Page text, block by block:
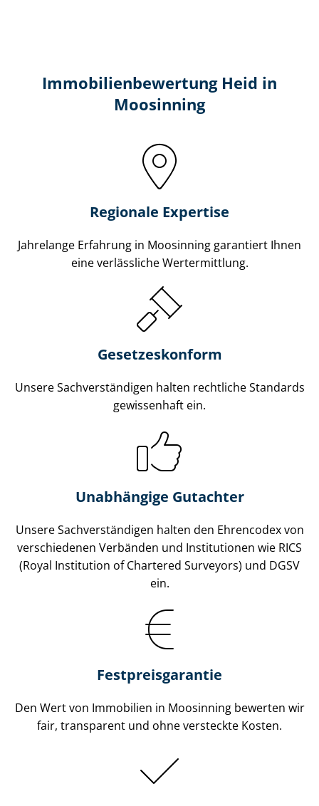
Immobilien­bewertung Heid in
Moosinning
Regionale Expertise
Jahrelange Erfahrung in Moosinning garantiert Ihnen
eine verlässliche Wertermittlung.
Gesetzes­konform
Unsere Sach­ver­stän­di­gen halten rechtliche Standards
gewissenhaft ein.
Unabhängige Gutachter
Unsere Sach­ver­stän­di­gen halten den Ehrencodex von
verschiedenen Verbänden und Institutionen wie RICS
(Royal Institution of Chartered Surveyors) und DGSV
ein.
Festpreis​garantie
Den Wert von Immobilien in Moosinning bewerten wir
fair, transparent und ohne versteckte Kosten.